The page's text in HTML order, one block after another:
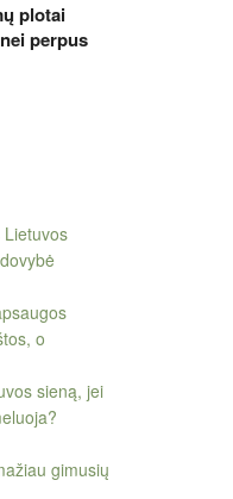
plotai
perpus
Lietuvos
o
sieną, jei
gimusių